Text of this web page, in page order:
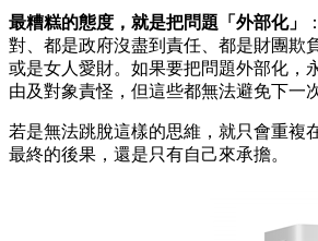
最糟糕的態度，就是把問題「外部化」
對、都是政府沒盡到責任、都是財團欺
或是女人愛財。如果要把問題外部化，
由及對象責怪，但這些都無法避免下一
若是無法跳脫這樣的思維，就只會重複
最終的後果，還是只有自己來承擔。